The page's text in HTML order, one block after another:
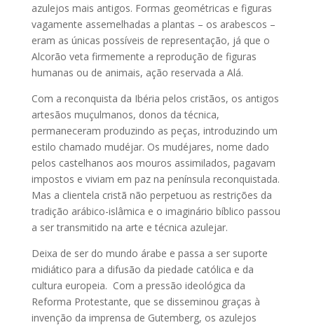
azulejos mais antigos. Formas geométricas e figuras
vagamente assemelhadas a plantas – os arabescos –
eram as únicas possíveis de representação, já que o
Alcorão veta firmemente a reprodução de figuras
humanas ou de animais, ação reservada a Alá.
Com a reconquista da Ibéria pelos cristãos, os antigos
artesãos muçulmanos, donos da técnica,
permaneceram produzindo as peças, introduzindo um
estilo chamado mudéjar. Os mudéjares, nome dado
pelos castelhanos aos mouros assimilados, pagavam
impostos e viviam em paz na península reconquistada.
Mas a clientela cristã não perpetuou as restrições da
tradição arábico-islâmica e o imaginário bíblico passou
a ser transmitido na arte e técnica azulejar.
Deixa de ser do mundo árabe e passa a ser suporte
midiático para a difusão da piedade católica e da
cultura europeia. Com a pressão ideológica da
Reforma Protestante, que se disseminou graças à
invenção da imprensa de Gutemberg, os azulejos